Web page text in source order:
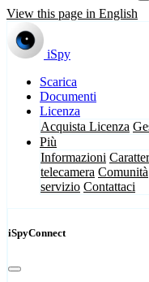
View this page in English
iSpy
Scarica
Documenti
Licenza
Acquista Licenza
Più
Informazioni
telecamera Comunità
servizio Contattaci
iSpyConnect